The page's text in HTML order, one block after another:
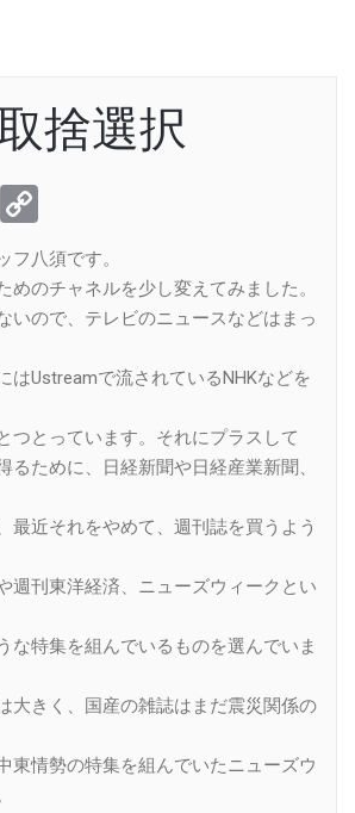
捨選択
Line
Link
フ八須です。
めのチャネルを少し変えてみました。
いので、テレビのニュースなどはまっ
はUstreamで流されているNHKなどを
つとっています。それにプラスして
るために、日経新聞や日経産業新聞、
最近それをやめて、週刊誌を買うよう
週刊東洋経済、ニューズウィークとい
な特集を組んでいるものを選んでいま
大きく、国産の雑誌はまだ震災関係の
東情勢の特集を組んでいたニューズウ